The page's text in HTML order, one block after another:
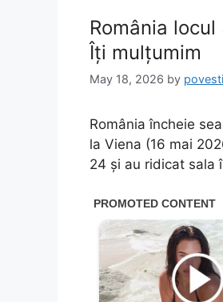
România
Îți mulțumim
May 18, 2026 by
România încheie
la Viena (16 mai
24 și au ridicat sala